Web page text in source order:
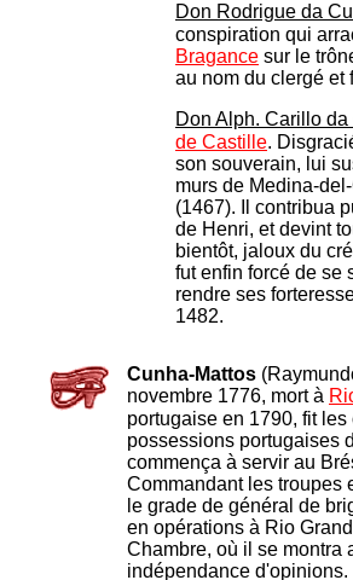
Don Rodrigue da
conspiration qui
Bragance sur le
au nom du clergé et
Don Alph. Carillo da
de Castille.
son souverain, lui
murs de Medina-
(1467). Il contribua
de Henri, et devint
bientôt, jaloux du
fut enfin forcé de se
rendre ses
1482.
Cunha-Mattos
novembre 1776, mort à
portugaise en 1790, fit
possessions portugaises
commença à servir au
Commandant les troupes
le grade de général de
en opérations à Rio
Chambre, où il se montra
indépendance